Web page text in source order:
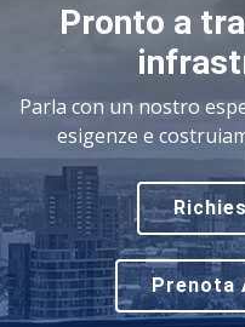
Pronto a
Parla con un nostro
esigenze e
Prenota